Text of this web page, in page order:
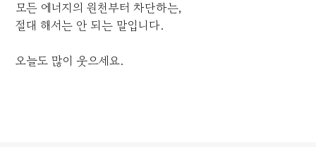
모든 에너지의 원천부터 차단하는,
절대 해서는 안 되는 말입니다.
오늘도 많이 웃으세요.